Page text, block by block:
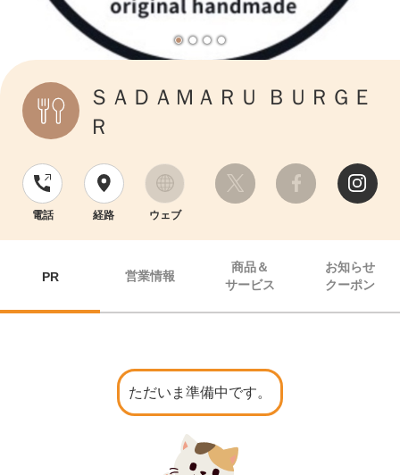
ＳＡＤＡＭＡＲＵ ＢＵＲＧＥ
Ｒ
電話 経路 ウェブ
PR 営業情報
商品＆
サービス
お知らせ
クーポン
ただいま準備中です。